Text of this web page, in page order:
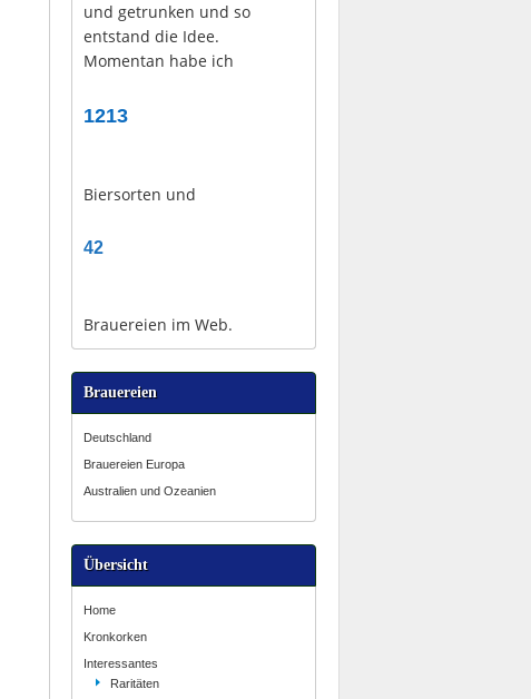
und getrunken und so
entstand die Idee.
Momentan habe ich
1213
Biersorten und
42
Brauereien im Web.
Brauereien
Deutschland
Brauereien Europa
Australien und Ozeanien
Übersicht
Home
Kronkorken
Interessantes
Raritäten